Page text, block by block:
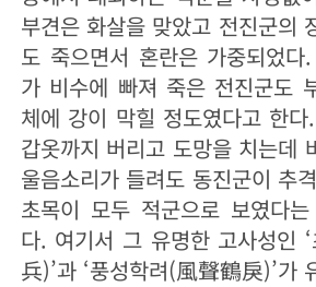
부견은 화살을 맞았고 전진군의
도 죽으면서 혼란은 가중되었
가 비수에 빠져 죽은 전진군도
체에 강이 막힐 정도였다고 한
갑옷까지 버리고 도망을 치는데
울음소리가 들려도 동진군이 추
초목이 모두 적군으로 보였다
다. 여기서 그 유명한 고사성인
兵)’과 ‘풍성학려(風聲鶴戾)’가